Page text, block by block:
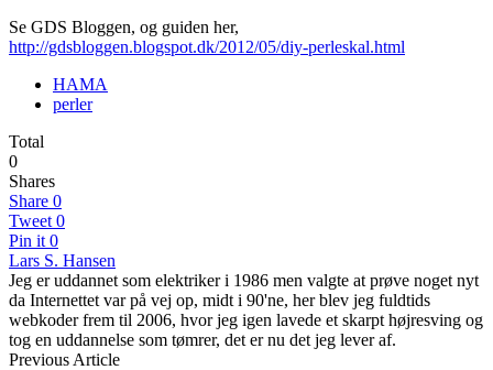
Se GDS Bloggen, og guiden her,
http://gdsbloggen.blogspot.dk/2012/05/diy-perleskal.html
HAMA
perler
Total
0
Shares
Share 0
Tweet 0
Pin it 0
Lars S. Hansen
Jeg er uddannet som elektriker i 1986 men valgte at prøve noget nyt
da Internettet var på vej op, midt i 90'ne, her blev jeg fuldtids
webkoder frem til 2006, hvor jeg igen lavede et skarpt højresving og
tog en uddannelse som tømrer, det er nu det jeg lever af.
Previous Article